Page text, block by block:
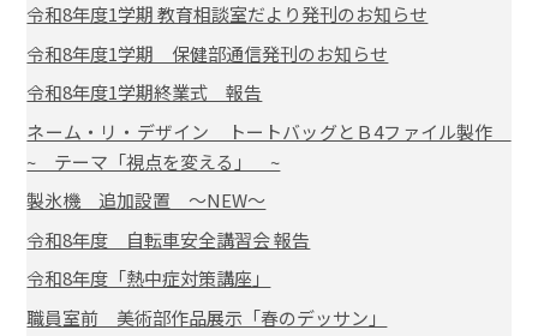
令和8年度1学期 教育相談室だより発刊のお知らせ
令和8年度1学期 保健部通信発刊のお知らせ
令和8年度1学期終業式 報告
ネーム・リ・デザイン トートバッグとＢ4ファイル製作
~ テーマ「視点を変える」 ~
製氷機 追加設置 ～NEW～
令和8年度 自転車安全講習会 報告
令和8年度「熱中症対策講座」
職員室前 美術部作品展示「春のデッサン」